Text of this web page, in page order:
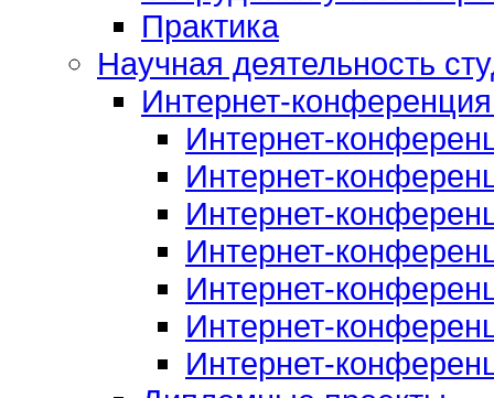
Практика
Научная деятельность
Интернет-
Интернет-
Интернет-
Интернет-
Интернет-
Интернет-
Интернет-
Интернет-